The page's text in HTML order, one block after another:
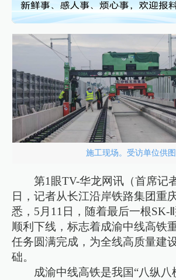
施工现场。受访单位供图
第1眼TV-华龙网讯（首席记
日，记者从长江沿岸铁路集团重
悉，5月11日，随着最后一根SK-
顺利下线，标志着成渝中线高铁
任务圆满完成，为全线高质量建
础。
成渝中线高铁是我国“八纵八